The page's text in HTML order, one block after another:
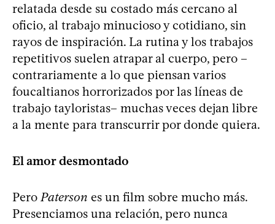
relatada desde su costado más cercano al
oficio, al trabajo minucioso y cotidiano, sin
rayos de inspiración. La rutina y los trabajos
repetitivos suelen atrapar al cuerpo, pero –
contrariamente a lo que piensan varios
foucaltianos horrorizados por las líneas de
trabajo tayloristas– muchas veces dejan libre
a la mente para transcurrir por donde quiera.
El amor desmontado
Pero Paterson es un film sobre mucho más.
Presenciamos una relación, pero nunca